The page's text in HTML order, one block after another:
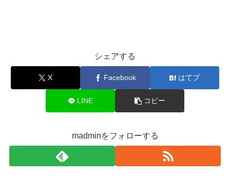
シェアする
X Facebook はてブ
LINE コピー
madminをフォローする